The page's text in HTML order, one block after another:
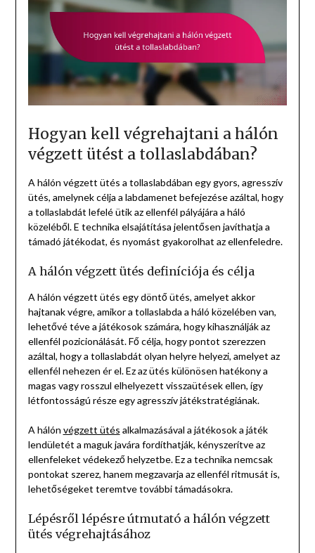
Hogyan kell végrehajtani a hálón
végzett ütést a tollaslabdában?
A hálón végzett ütés a tollaslabdában egy gyors, agresszív
ütés, amelynek célja a labdamenet befejezése azáltal, hogy
a tollaslabdát lefelé ütik az ellenfél pályájára a háló
közeléből. E technika elsajátítása jelentősen javíthatja a
támadó játékodat, és nyomást gyakorolhat az ellenfeledre.
A hálón végzett ütés definíciója és célja
A hálón végzett ütés egy döntő ütés, amelyet akkor
hajtanak végre, amikor a tollaslabda a háló közelében van,
lehetővé téve a játékosok számára, hogy kihasználják az
ellenfél pozicionálását. Fő célja, hogy pontot szerezzen
azáltal, hogy a tollaslabdát olyan helyre helyezi, amelyet az
ellenfél nehezen ér el. Ez az ütés különösen hatékony a
magas vagy rosszul elhelyezett visszaütések ellen, így
létfontosságú része egy agresszív játékstratégiának.
A hálón végzett ütés alkalmazásával a játékosok a játék
lendületét a maguk javára fordíthatják, kényszerítve az
ellenfeleket védekező helyzetbe. Ez a technika nemcsak
pontokat szerez, hanem megzavarja az ellenfél ritmusát is,
lehetőségeket teremtve további támadásokra.
Lépésről lépésre útmutató a hálón végzett
ütés végrehajtásához